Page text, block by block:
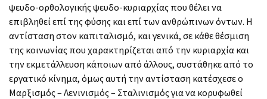
ψευδο-ορθολογικής ψευδο-κυριαρχίας που θέλει να
επιβληθεί επί της φύσης και επί των ανθρώπινων όντων. Η
αντίσταση στον καπιταλισμό, και γενικά, σε κάθε θέσμιση
της κοινωνίας που χαρακτηρίζεται από την κυριαρχία και
την εκμετάλλευση κάποιων από άλλους, συστάθηκε από το
εργατικό κίνημα, όμως αυτή την αντίσταση κατέσχεσε ο
Μαρξισμός – Λενινισμός – Σταλινισμός για να κορυφωθεί